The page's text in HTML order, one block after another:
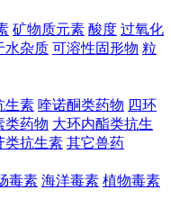
矿物质元素 酸度 过氧化
水杂质 可溶性固形物 粒
生素 喹诺酮类药物 四环
类药物 大环内酯类抗生
类抗生素 其它兽药
毒素 海洋毒素 植物毒素